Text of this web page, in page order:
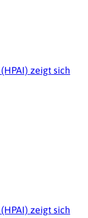
zeigt sich
zeigt sich